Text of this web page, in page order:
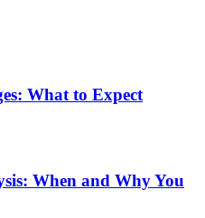
What to Expect
When and Why You